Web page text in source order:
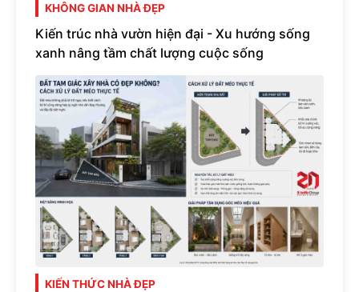
KHÔNG GIAN NHÀ ĐẸP
Kiến trúc nhà vườn hiện đại - Xu hướng sống
xanh nâng tầm chất lượng cuộc sống
KIẾN THỨC NHÀ ĐẸP